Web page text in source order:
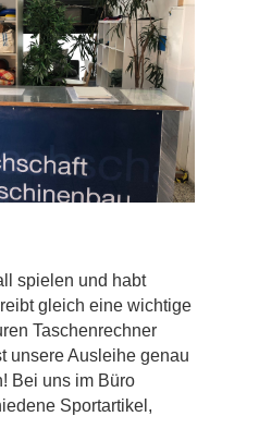
spielen und habt
gleich eine wichtige
Taschenrechner
unsere Ausleihe genau
Bei uns im Büro
Sportartikel,